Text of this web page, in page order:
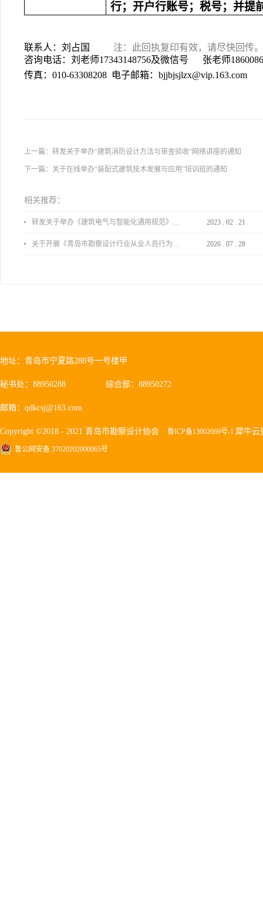
行；开户行账号；税号；并提
联系人：刘占国 注：此回执复印有效，请尽快回传。
咨询电话：刘老师17343148756及微信号 张老师
传真：010-63308208 电子邮箱：bjjbjsjlzx@vip.163.com
上一篇： 转发关于举办“建筑消防设计方法与审查验收”网络讲座的通知
下一篇： 关于在线举办“装配式建筑技术发展与应用”培训班的通知
相关推荐：
转发关于举办《建筑电气与智能化通用规范》 GB55024-2022公益宣贯的通知 2023 . 02 . 21
关于开展《青岛市勘察设计行业从业人员行为导则》、《青岛市住宅工程设计审查品质提升指引（2026版）》宣贯活动的通知 2026 . 07 . 28
地址：青岛市宁夏路288号一号楼甲
秘书处：88950288 综合部：88950272
邮箱：qdkcsj@163.com
Copyright ©2018 - 2021 青岛市勘察设计协会 鲁ICP备13002669号-1 犀牛云
鲁公网安备 37020202000065号